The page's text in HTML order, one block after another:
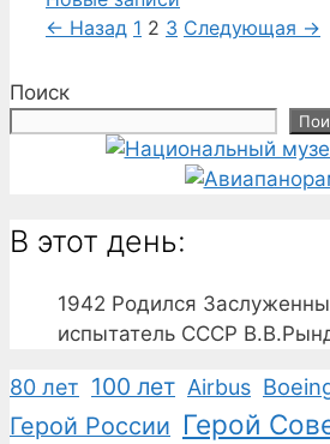
← Назад Страница
1 Страница
2 Страница
3 Следующая →
Поиск
В этот день:
1942 Родился
испытатель СССР
80 лет 100 лет Airbus
Герой России Герой